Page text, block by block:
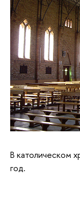
В католическом
год.